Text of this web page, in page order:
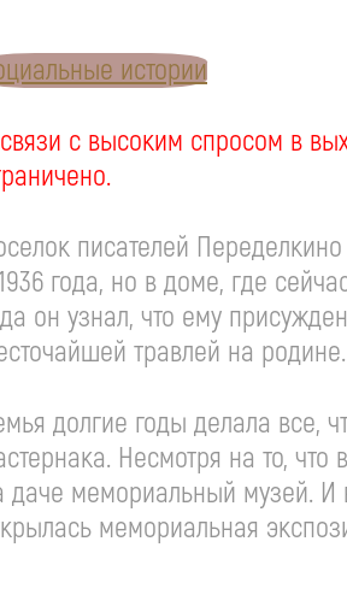
истории
с высоким спросом в
писателей
года, но в доме, где
он узнал, что ему
травлей на
долгие годы делала все,
Несмотря на то,
даче мемориальный музей. И
мемориальная